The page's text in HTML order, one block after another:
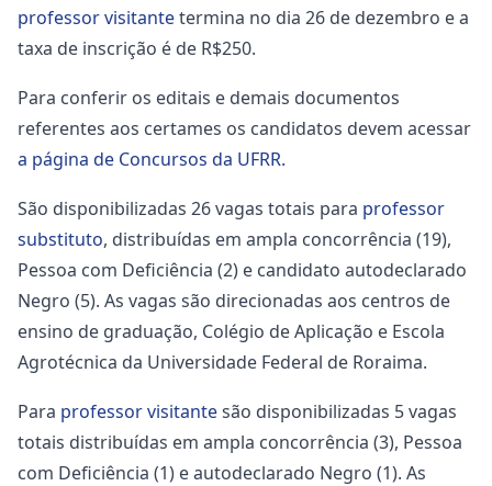
professor visitantetermina no dia 26 de dezembro e a
taxa de inscrição é de R$250.
Para conferir os editais e demais documentos
referentes aos certames os candidatos devem acessar
a página de Concursos da UFRR.
São disponibilizadas 26 vagas totais para professor
substituto, distribuídas em ampla concorrência (19),
Pessoa com Deficiência (2) e candidato autodeclarado
Negro (5). As vagas são direcionadas aos centros de
ensino de graduação, Colégio de Aplicação e Escola
Agrotécnica da Universidade Federal de Roraima.
Para professor visitantesão disponibilizadas 5 vagas
totais distribuídas em ampla concorrência (3), Pessoa
com Deficiência (1) e autodeclarado Negro (1). As